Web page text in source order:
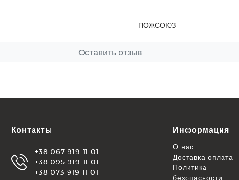
ПОЖСОЮЗ
Оставить отзыв
Контакты
+38 067 919 11 01
+38 095 919 11 01
+38 073 919 11 01
Информация
О нас
Доставка оплата
Политика
безопасности